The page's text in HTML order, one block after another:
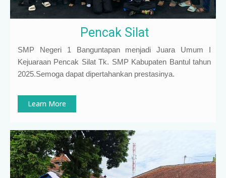
Pencak Silat
SMP Negeri 1 Banguntapan menjadi Juara Umum I
Kejuaraan Pencak Silat Tk. SMP Kabupaten Bantul tahun
2025.Semoga dapat dipertahankan prestasinya.
Learn More